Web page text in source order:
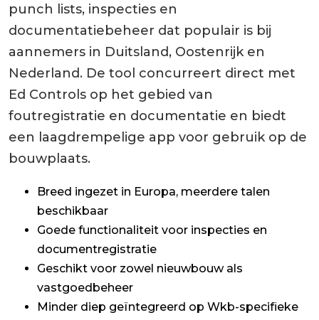
punch lists, inspecties en
documentatiebeheer dat populair is bij
aannemers in Duitsland, Oostenrijk en
Nederland. De tool concurreert direct met
Ed Controls op het gebied van
foutregistratie en documentatie en biedt
een laagdrempelige app voor gebruik op de
bouwplaats.
Breed ingezet in Europa, meerdere talen
beschikbaar
Goede functionaliteit voor inspecties en
documentregistratie
Geschikt voor zowel nieuwbouw als
vastgoedbeheer
Minder diep geïntegreerd op Wkb-specifieke